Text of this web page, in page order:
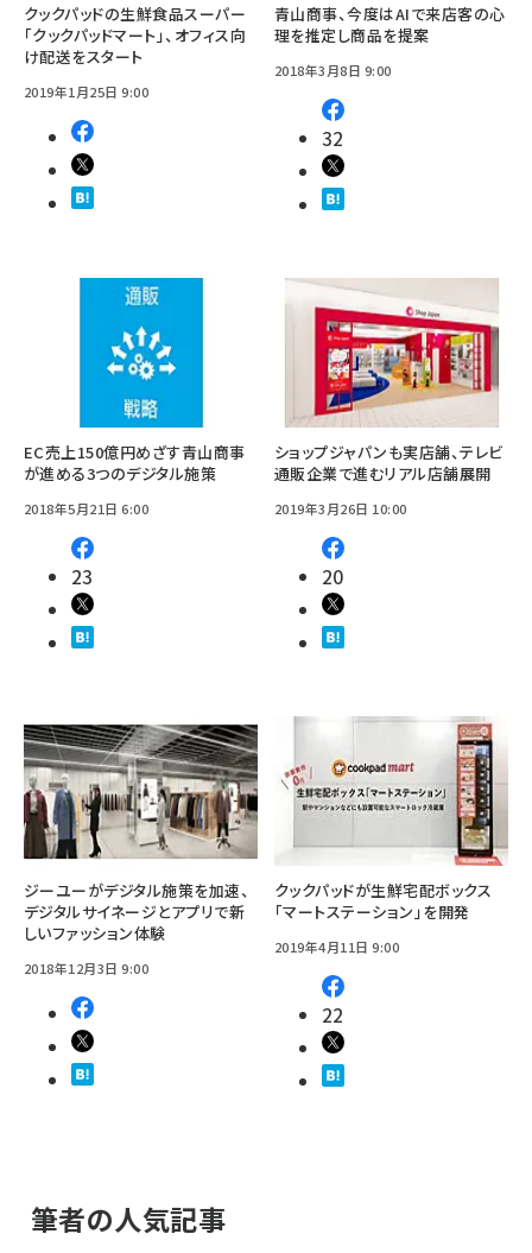
クックパッドの生鮮食品スーパー
「クックパッドマート」、オフィス向
け配送をスタート
2019年1月25日 9:00
青山商事、今度はAIで来店客の心
理を推定し商品を提案
2018年3月8日 9:00
32
EC売上150億円めざす青山商事
が進める3つのデジタル施策
2018年5月21日 6:00
23
ショップジャパンも実店舗、テレビ
通販企業で進むリアル店舗展開
2019年3月26日 10:00
20
ジーユーがデジタル施策を加速、
デジタルサイネージとアプリで新
しいファッション体験
2018年12月3日 9:00
クックパッドが生鮮宅配ボックス
「マートステーション」を開発
2019年4月11日 9:00
22
筆者の人気記事